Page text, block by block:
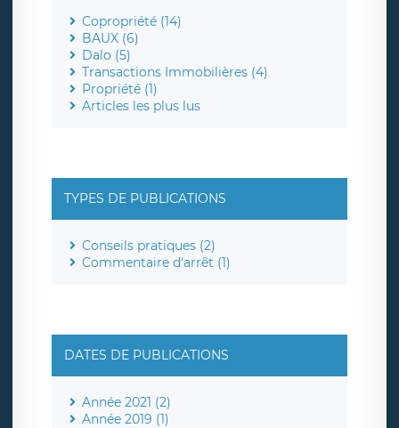
Copropriété (14)
BAUX (6)
Dalo (5)
Transactions Immobilières (4)
Propriété (1)
Articles les plus lus
TYPES DE PUBLICATIONS
Conseils pratiques (2)
Commentaire d'arrêt (1)
DATES DE PUBLICATIONS
Année 2021 (2)
Année 2019 (1)